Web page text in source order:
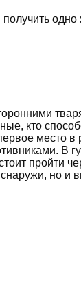
кто
место в
В
пройти
но и